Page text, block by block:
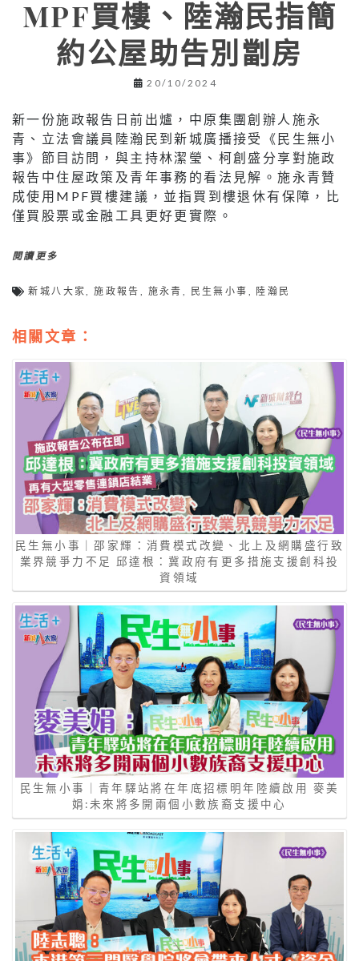
MPF買樓、陸瀚民指簡
約公屋助告別劏房
20/10/2024
新一份施政報告日前出爐，中原集團創辦人施永
青、立法會議員陸瀚民到新城廣播接受《民生無小
事》節目訪問，與主持林潔瑩、柯創盛分享對施政
報告中住屋政策及青年事務的看法見解。施永青贊
成使用MPF買樓建議，並指買到樓退休有保障，比
僅買股票或金融工具更好更實際。
閱讀更多
新城八大家,施政報告 , 施永青 , 民生無小事 , 陸瀚民
相關文章：
民生無小事｜邵家輝：消費模式改變、北上及網購盛行致
業界競爭力不足 邱達根：冀政府有更多措施支援創科投
資領域
民生無小事｜青年驛站將在年底招標明年陸續啟用 麥美
娟:未來將多開兩個小數族裔支援中心